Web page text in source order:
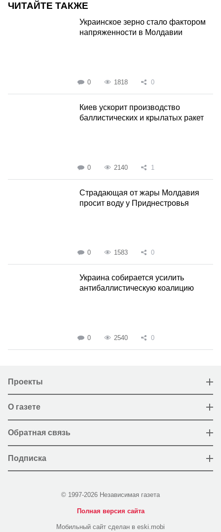
ЧИТАЙТЕ ТАКЖЕ
Украинское зерно стало фактором
напряженности в Молдавии
0 1818 0
Киев ускорит производство
баллистических и крылатых ракет
0 2140 1
Страдающая от жары Молдавия
просит воду у Приднестровья
0 1583 0
Украина собирается усилить
антибаллистическую коалицию
0 2540 0
Проекты
О газете
Обратная связь
Подписка
© 1997-2026 Независимая газета
Полная версия сайта
Мобильный сайт сделан в eski.mobi